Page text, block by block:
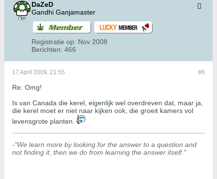
DaZeD
Gandhi Ganjamaster
Registratie op: Nov 2008
Berichten: 466
#6
17 April 2009, 21:55
Re: Omg!
Is van Canada die kerel, eigenlijk wel overdreven dat, maar ja,
die kerel moet er niet naar kijken ook, die groeit kamers vol
levensgrote planten.
-"We learn more by looking for the answer to a question and
not finding it, then we do from learning the answer itself."